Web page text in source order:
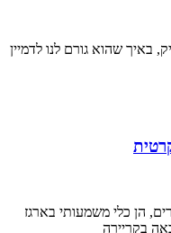
באיך שהוא גורם לנו לדמיין
הן כלי משמעותי בארגז
בקריירה